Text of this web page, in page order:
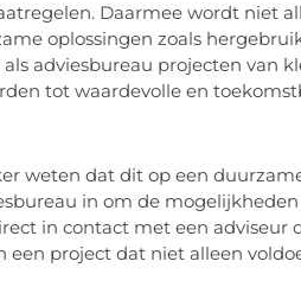
Daarmee wordt niet
oplossingen zoals
adviesbureau projecten van
tot waardevolle en
weten dat dit op een
in om de
in contact met een adviseur
project dat niet alleen